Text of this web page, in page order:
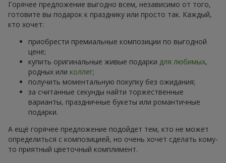
Горячее предложение выгодно всем, независимо от того,
готовите вы подарок к празднику или просто так. Каждый,
кто хочет:
приобрести премиальные композиции по выгодной
цене;
купить оригинальные живые подарки для любимых,
родных или коллег;
получить моментальную покупку без ожидания;
за считанные секунды найти торжественные
варианты, праздничные букеты или романтичные
подарки.
А ещё горячее предложение подойдет тем, кто не может
определиться с композицией, но очень хочет сделать кому-
то приятный цветочный комплимент.